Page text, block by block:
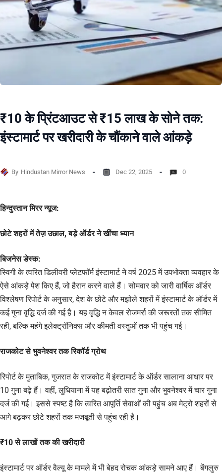
₹10 के प्रिंटआउट से ₹15 लाख के सोने तक:
इंस्टामार्ट पर खरीदारी के चौंकाने वाले आंकड़े
By Hindustan Mirror News Dec 22, 2025 0
हिन्दुस्तान मिरर न्यूज:
छोटे शहरों में तेज़ उछाल, बड़े ऑर्डर ने खींचा ध्यान
बिजनेस डेस्क:
स्विगी के त्वरित डिलीवरी प्लेटफॉर्म इंस्टामार्ट ने वर्ष 2025 में उपभोक्ता व्यवहार के
ऐसे आंकड़े पेश किए हैं, जो हैरान करने वाले हैं। सोमवार को जारी वार्षिक ऑर्डर
विश्लेषण रिपोर्ट के अनुसार, देश के छोटे और मझोले शहरों में इंस्टामार्ट के ऑर्डर में
कई गुना वृद्धि दर्ज की गई है। यह वृद्धि न केवल रोजमर्रा की जरूरतों तक सीमित
रही, बल्कि महंगे इलेक्ट्रॉनिक्स और कीमती वस्तुओं तक भी पहुंच गई।
राजकोट से भुवनेश्वर तक रिकॉर्ड ग्रोथ
रिपोर्ट के मुताबिक, गुजरात के राजकोट में इंस्टामार्ट के ऑर्डर सालाना आधार पर
10 गुना बढ़े हैं। वहीं, लुधियाना में यह बढ़ोतरी सात गुना और भुवनेश्वर में चार गुना
दर्ज की गई। इससे स्पष्ट है कि त्वरित आपूर्ति सेवाओं की पहुंच अब मेट्रो शहरों से
आगे बढ़कर छोटे शहरों तक मजबूती से पहुंच रही है।
₹10 से लाखों तक की खरीदारी
इंस्टामार्ट पर ऑर्डर वैल्यू के मामले में भी बेहद रोचक आंकड़े सामने आए हैं। बेंगलुरु